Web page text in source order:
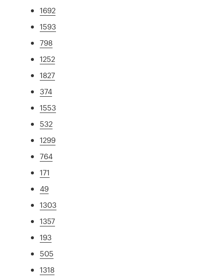
1692
1593
798
1252
1827
374
1553
532
1299
764
171
49
1303
1357
193
505
1318